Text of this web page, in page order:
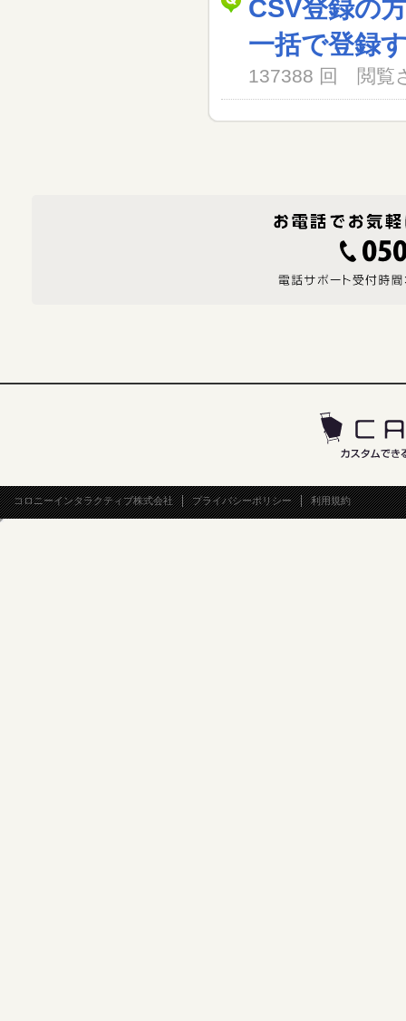
CSV登録の
一括で登録
137388 回 閲覧
コロニーインタラクティブ株式会社 プライバシーポリシー 利用規約